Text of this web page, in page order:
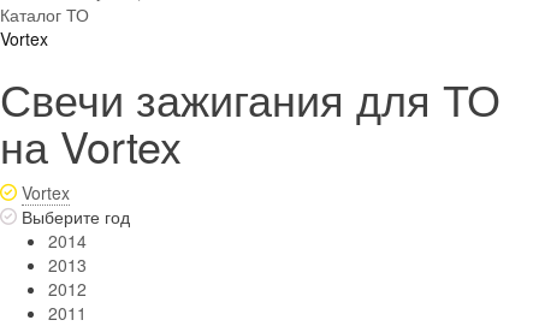
Каталог ТО
Vortex
Свечи зажигания для ТО
на Vortex
Vortex
Выберите год
2014
2013
2012
2011